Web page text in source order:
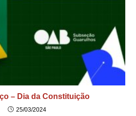
– Dia da Constituição
25/03/2024